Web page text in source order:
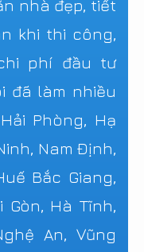
nhà đẹp, tiết
khi thi công,
phí đầu tư
đã làm nhiều
Phòng, Hạ
Nam Định,
Bắc Giang,
Gòn, Hà Tĩnh,
An, Vũng